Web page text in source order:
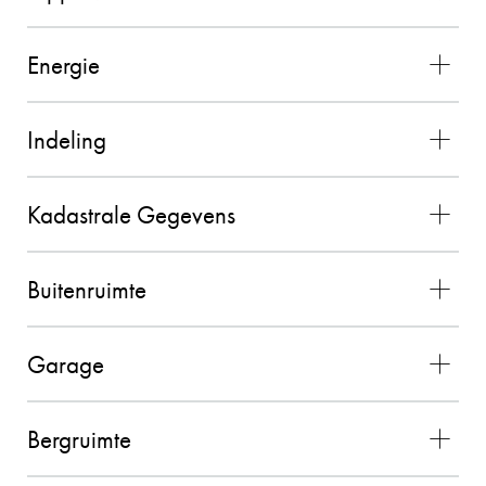
Energie
Indeling
Kadastrale Gegevens
Buitenruimte
Garage
Bergruimte
VERKOPER KLOKKENBERG
131
Wij zouden Charles Nagelkerke zeker
aanbevelen als makelaar. Hij geeft goede
26-08-2025
10 PETER HENDRIKS
De contacten met Charles liepen zeer goed. Hij
voldeed boven verwachting en alles verliep